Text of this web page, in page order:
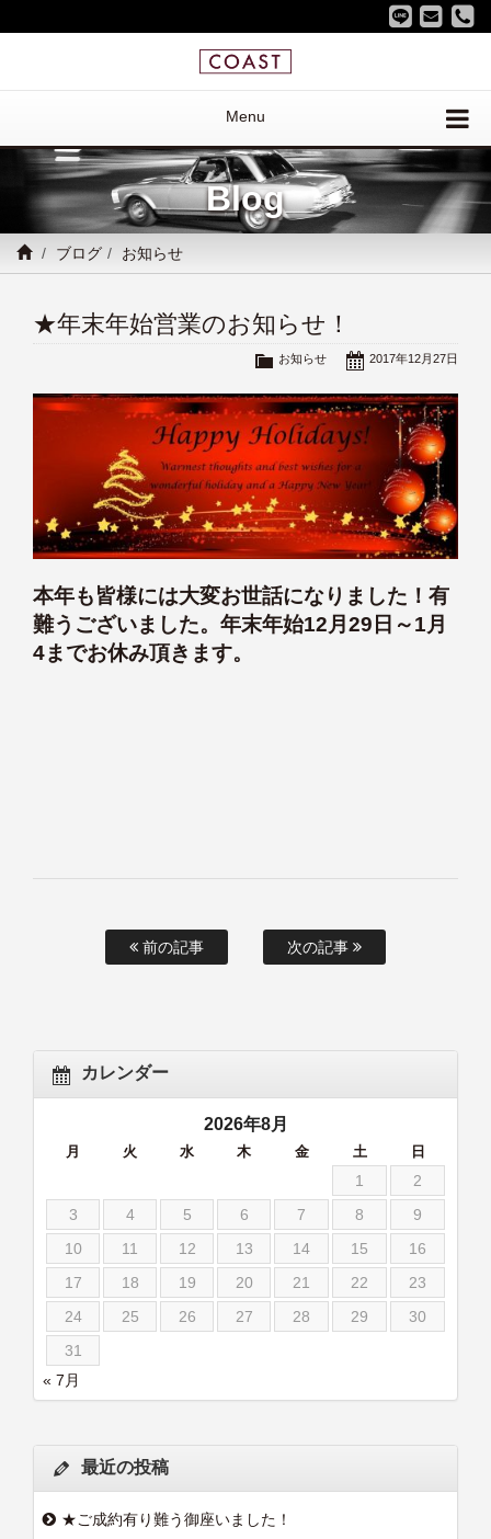
Menu
Blog
ブログ お知らせ
★年末年始営業のお知らせ！
2017年12月27日
お知らせ
本年も皆様には大変お世話になりました！有
難うございました。年末年始12月29日～1月
4までお休み頂きます。
前の記事 次の記事
カレンダー
2026年8月
月 火 水 木 金 土 日
1
2
3
4 5 6 7 8
9
10
11 12 13 14 15
16
17
18 19 20 21 22
23
24
25 26 27 28 29
30
31
« 7月
最近の投稿
★ご成約有り難う御座いました！